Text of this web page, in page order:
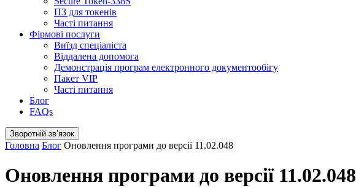
ПЗ для токенів
Часті питання
Фірмові послуги
Виїзд спеціаліста
Віддалена допомога
Демонстрація програм електронного документообігу
Пакет VIP
Часті питання
Блог
FAQs
Зворотній звʼязок
Головна Блог Оновлення програми до версії 11.02.048
Оновлення програми до версії 11.02.048